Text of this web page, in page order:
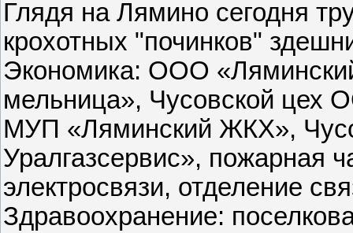
Глядя на Лямино сегодня
крохотных "починков"
Экономика: ООО
мельница», Чусовской цех
МУП «Ляминский ЖКХ»,
Уралгазсервис», пожарная
электросвязи, отделение
Здравоохранение: